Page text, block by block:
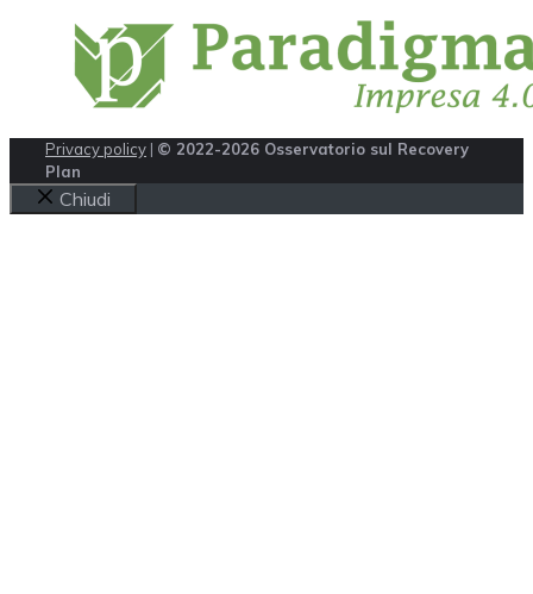
Privacy policy | © 2022-2026 Osservatorio sul Recovery
Plan
Chiudi